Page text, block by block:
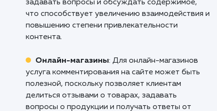
увеличить видимость вашего
интернете. Свяжитесь с нами уже
чтобы обсудить подключение
увидеть все преимущества этого
и использовать его наилучшим образом
развития вашего бизнеса.